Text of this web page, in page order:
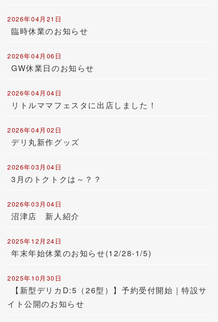
2026年04月21日
臨時休業のお知らせ
2026年04月06日
GW休業日のお知らせ
2026年04月04日
リトルママフェスタに出店しました！
2026年04月02日
デリ丸新作グッズ
2026年03月04日
3月のトクトクは～？？
2026年03月04日
沼津店 新人紹介
2025年12月24日
年末年始休業のお知らせ(12/28-1/5)
2025年10月30日
【新型デリカD:5（26型）】予約受付開始｜特設サ
イト公開のお知らせ